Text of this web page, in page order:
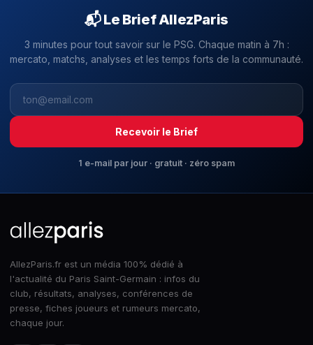
📬 Le Brief AllezParis
3 minutes pour tout savoir sur le PSG. Chaque matin à 7h :
mercato, matchs, analyses et les temps forts de la communauté.
Recevoir le Brief
1 e-mail par jour · gratuit · zéro spam
AllezParis.fr est un média 100% dédié à
l'actualité du Paris Saint-Germain : infos du
club, résultats, analyses, conférences de
presse, fiches joueurs et rumeurs mercato,
chaque jour.